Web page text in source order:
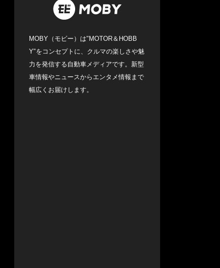
MOBY（モビー）は"MOTOR＆HOBB
Y"をコンセプトに、クルマの楽しさや魅
力を発信する自動車メディアです。新型
車情報やニュースからエンタメ情報まで
幅広くお届けします。